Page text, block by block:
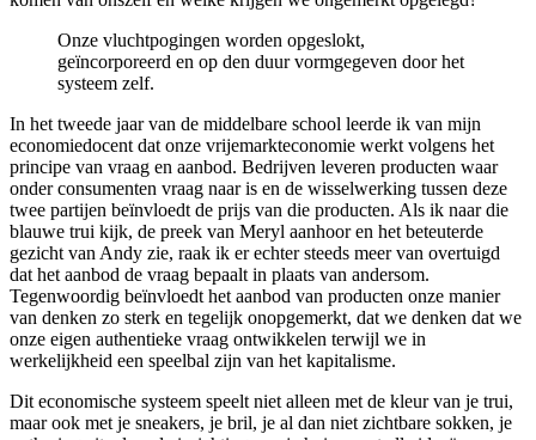
Onze vluchtpogingen worden opgeslokt,
geïncorporeerd en op den duur vormgegeven door het
systeem zelf.
In het tweede jaar van de middelbare school leerde ik van mijn
economiedocent dat onze vrijemarkteconomie werkt volgens het
principe van vraag en aanbod. Bedrijven leveren producten waar
onder consumenten vraag naar is en de wisselwerking tussen deze
twee partijen beïnvloedt de prijs van die producten. Als ik naar die
blauwe trui kijk, de preek van Meryl aanhoor en het beteuterde
gezicht van Andy zie, raak ik er echter steeds meer van overtuigd
dat het aanbod de vraag bepaalt in plaats van andersom.
Tegenwoordig beïnvloedt het aanbod van producten onze manier
van denken zo sterk en tegelijk onopgemerkt, dat we denken dat we
onze eigen authentieke vraag ontwikkelen terwijl we in
werkelijkheid een speelbal zijn van het kapitalisme.
Dit economische systeem speelt niet alleen met de kleur van je trui,
maar ook met je sneakers, je bril, je al dan niet zichtbare sokken, je